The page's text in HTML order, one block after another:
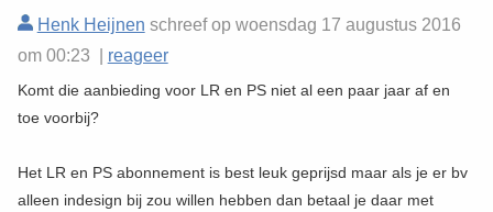
Henk Heijnen schreef op woensdag 17 augustus 2016
om 00:23 | reageer
Komt die aanbieding voor LR en PS niet al een paar jaar af en
toe voorbij?
Het LR en PS abonnement is best leuk geprijsd maar als je er bv
alleen indesign bij zou willen hebben dan betaal je daar met